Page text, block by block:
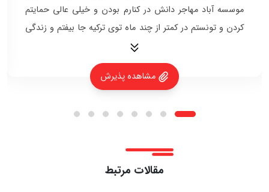
موسسه آباد مهاجر دانش در کنارم بودن و خیلی عالی حمایتم
کردن و تونستم در کمتر از چند ماه توی ترکیه جا بیفتم و زندگی
کنم.
مشاهده پذیرش
مقالات مرتبط